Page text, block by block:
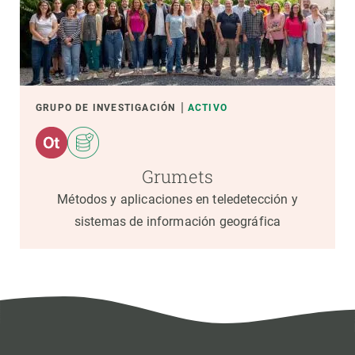
GRUPO DE INVESTIGACIÓN ACTIVO
Grumets
Métodos y aplicaciones en teledetección y
sistemas de información geográfica